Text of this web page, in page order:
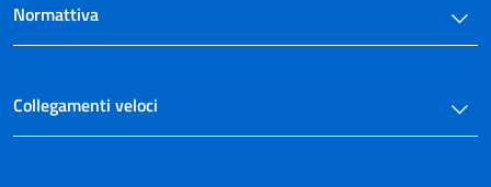
51
52
TECNICHE E STRUMENTI PER GLI APPALTI ELETTRONICI E AGGREGATI
Normattiva
Collegamenti veloci